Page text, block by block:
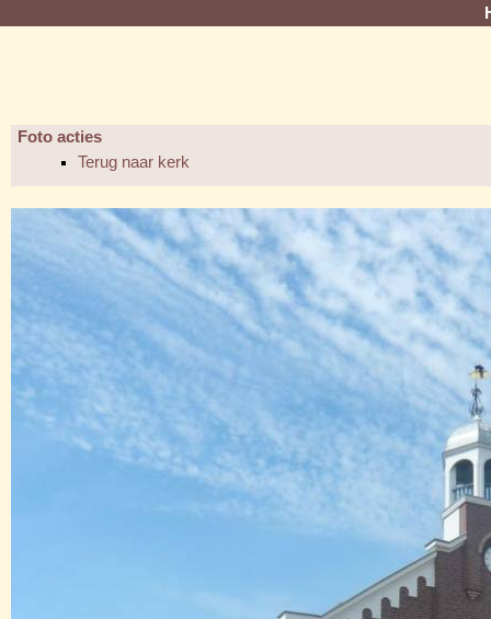
Foto acties
Terug naar kerk